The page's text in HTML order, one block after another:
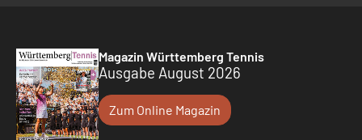
Magazin Württemberg Tennis
Ausgabe August 2026
Zum Online Magazin